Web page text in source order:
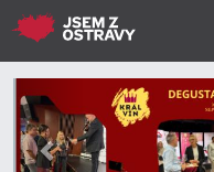
Předchozí